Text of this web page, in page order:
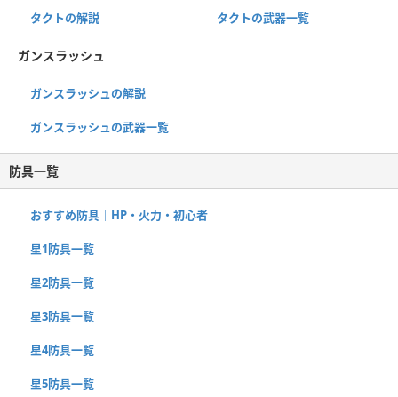
タクトの解説 タクトの武器一覧
ガンスラッシュ
ガンスラッシュの解説
ガンスラッシュの武器一覧
防具一覧
おすすめ防具｜HP・火力・初心者
星1防具一覧
星2防具一覧
星3防具一覧
星4防具一覧
星5防具一覧